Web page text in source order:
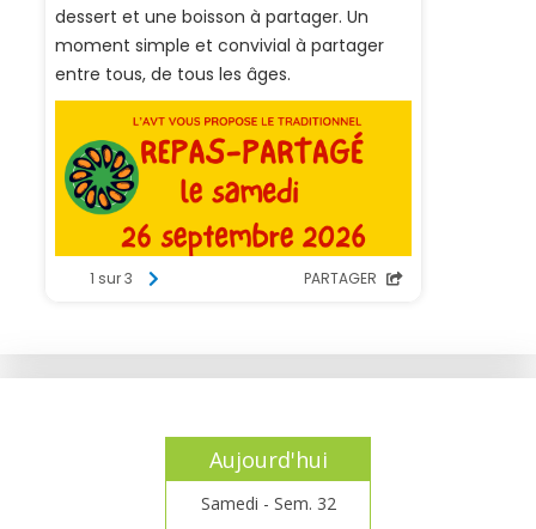
Aujourd'hui
Samedi - Sem. 32